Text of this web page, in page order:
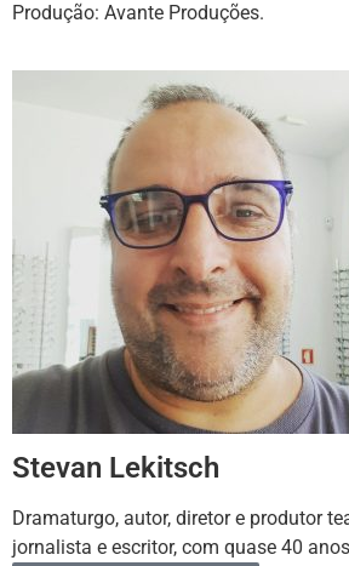
Produção: Avante Produções.
Stevan Lekitsch
Dramaturgo, autor, diretor e produtor
jornalista e escritor, com quase 40